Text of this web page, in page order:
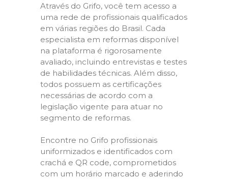
Através do Grifo, você tem acesso a
uma rede de profissionais qualificados
em várias regiões do Brasil. Cada
especialista em reformas disponível
na plataforma é rigorosamente
avaliado, incluindo entrevistas e testes
de habilidades técnicas. Além disso,
todos possuem as certificações
necessárias de acordo com a
legislação vigente para atuar no
segmento de reformas.
Encontre no Grifo profissionais
uniformizados e identificados com
crachá e QR code, comprometidos
com um horário marcado e aderindo